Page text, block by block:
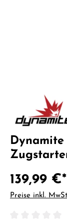
Dynamite
139,99 €*
Preise inkl.